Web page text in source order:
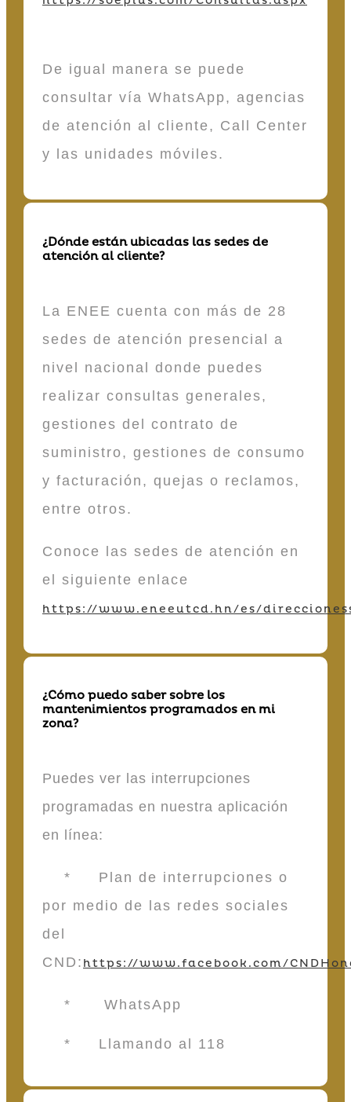
De igual manera se puede
consultar vía WhatsApp, agencias
de atención al cliente, Call Center
y las unidades móviles.
¿Dónde están ubicadas las sedes de
atención al cliente?
La ENEE cuenta con más de 28
sedes de atención presencial a
nivel nacional donde puedes
realizar consultas generales,
gestiones del contrato de
suministro, gestiones de consumo
y facturación, quejas o reclamos,
entre otros.
Conoce las sedes de atención en
el siguiente enlace
https://www.eneeutcd.hn/es/
¿Cómo puedo saber sobre los
mantenimientos programados en mi
zona?
Puedes ver las interrupciones
programadas en nuestra aplicación
en línea:
* Plan de interrupciones o
por medio de las redes sociales
del
CND: https://www.facebook.com/
* WhatsApp
* Llamando al 118